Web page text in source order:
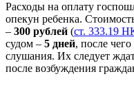
Расходы на оплату
опекун ребенка.
– 300 рублей (ст. 333.19
судом – 5 дней, после
слушания. Их следует
после возбуждения